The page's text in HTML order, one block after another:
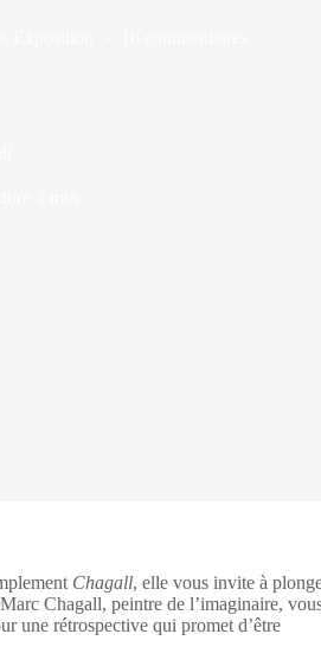
Chagall, elle vous invite à
Chagall, peintre de l’imaginaire,
une rétrospective qui promet d’être